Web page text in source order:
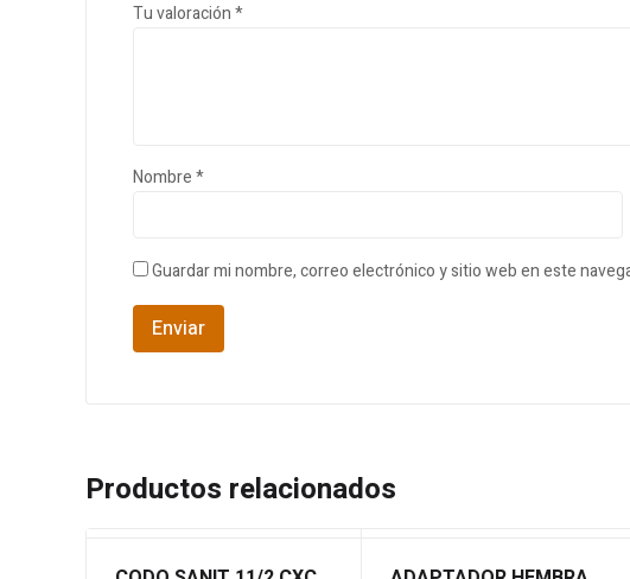
Tu valoración*
Nombre*
Guardar mi nombre, correo electrónico y sitio web en este
Productos relacionados